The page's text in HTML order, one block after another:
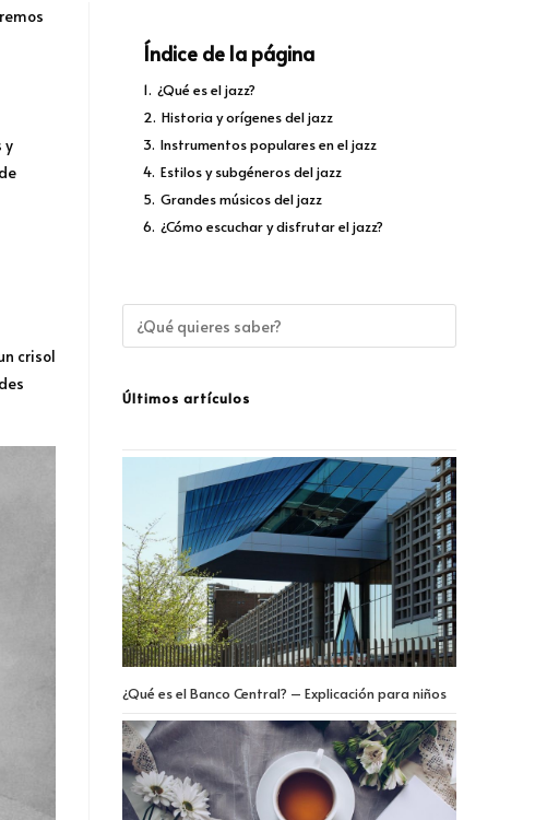
y
crisol
Índice de la página
1. ¿Qué es el jazz?
2. Historia y orígenes del jazz
3. Instrumentos populares en el jazz
4. Estilos y subgéneros del jazz
5. Grandes músicos del jazz
6. ¿Cómo escuchar y disfrutar el jazz?
Últimos artículos
¿Qué es el Banco Central? – Explicación para niños